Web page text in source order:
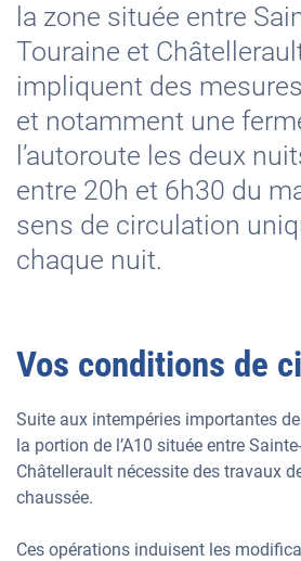
la zone située entre
Touraine et
impliquent des
et notamment une
l’autoroute les deux
entre 20h et 6h30 du
sens de circulation
chaque nuit.
Vos conditions de
Suite aux intempéries importantes
la portion de l’A10 située entre
Châtellerault nécessite des travaux
chaussée.
Ces opérations induisent les